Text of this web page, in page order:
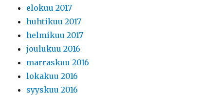
elokuu 2017
huhtikuu 2017
helmikuu 2017
joulukuu 2016
marraskuu 2016
lokakuu 2016
syyskuu 2016